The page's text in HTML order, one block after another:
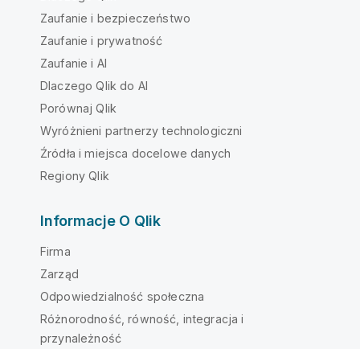
Zaufanie i bezpieczeństwo
Zaufanie i prywatność
Zaufanie i AI
Dlaczego Qlik do AI
Porównaj Qlik
Wyróżnieni partnerzy technologiczni
Źródła i miejsca docelowe danych
Regiony Qlik
Informacje O Qlik
Firma
Zarząd
Odpowiedzialność społeczna
Różnorodność, równość, integracja i
przynależność